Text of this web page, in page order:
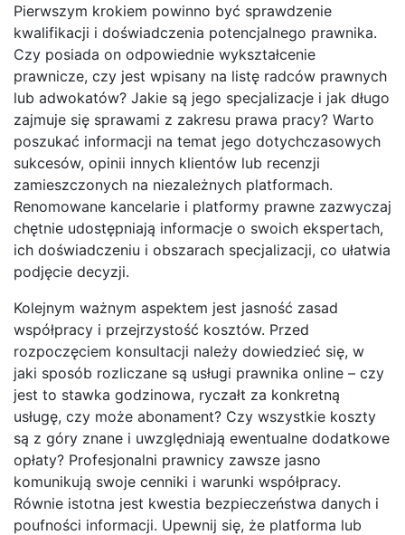
Pierwszym krokiem powinno być sprawdzenie
kwalifikacji i doświadczenia potencjalnego prawnika.
Czy posiada on odpowiednie wykształcenie
prawnicze, czy jest wpisany na listę radców prawnych
lub adwokatów? Jakie są jego specjalizacje i jak długo
zajmuje się sprawami z zakresu prawa pracy? Warto
poszukać informacji na temat jego dotychczasowych
sukcesów, opinii innych klientów lub recenzji
zamieszczonych na niezależnych platformach.
Renomowane kancelarie i platformy prawne zazwyczaj
chętnie udostępniają informacje o swoich ekspertach,
ich doświadczeniu i obszarach specjalizacji, co ułatwia
podjęcie decyzji.
Kolejnym ważnym aspektem jest jasność zasad
współpracy i przejrzystość kosztów. Przed
rozpoczęciem konsultacji należy dowiedzieć się, w
jaki sposób rozliczane są usługi prawnika online – czy
jest to stawka godzinowa, ryczałt za konkretną
usługę, czy może abonament? Czy wszystkie koszty
są z góry znane i uwzględniają ewentualne dodatkowe
opłaty? Profesjonalni prawnicy zawsze jasno
komunikują swoje cenniki i warunki współpracy.
Równie istotna jest kwestia bezpieczeństwa danych i
poufności informacji. Upewnij się, że platforma lub